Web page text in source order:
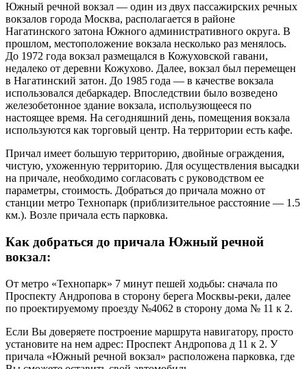
Южный речной вокзал — один из двух пассажирских речных
вокзалов города Москва, располагается в районе
Нагатинского затона Южного административного округа. В
прошлом, местоположение вокзала несколько раз менялось.
До 1972 года вокзал размещался в Кожуховской гавани,
недалеко от деревни Кожухово. Далее, вокзал был перемещен
в Нагатинский затон. До 1985 года — в качестве вокзала
использовался дебаркадер. Впоследствии было возведено
железобетонное здание вокзала, испольузющееся по
настоящее время. На сегодняшний день, помещения вокзала
используются как торговый центр. На территории есть кафе.
Причал имеет большую территорию, двойные ограждения,
чистую, ухоженную территорию. Для осуществления высадки
на причале, необходимо согласовать с руководством ее
параметры, стоимость. Добраться до причала можно от
станции метро Технопарк (приблизительное расстояние — 1.5
км.). Возле причала есть парковка.
Как добраться до причала Южный речной
вокзал:
От метро «Технопарк» 7 минут пешей ходьбы: сначала по
Проспекту Андропова в сторону берега Москвы-реки, далее
по проектируемому проезду №4062 в сторону дома № 11 к 2.
Если Вы доверяете построение маршрута навигатору, просто
установите на нем адрес: Проспект Андропова д 11 к 2. У
причала «Южный речной вокзал» расположена парковка, где